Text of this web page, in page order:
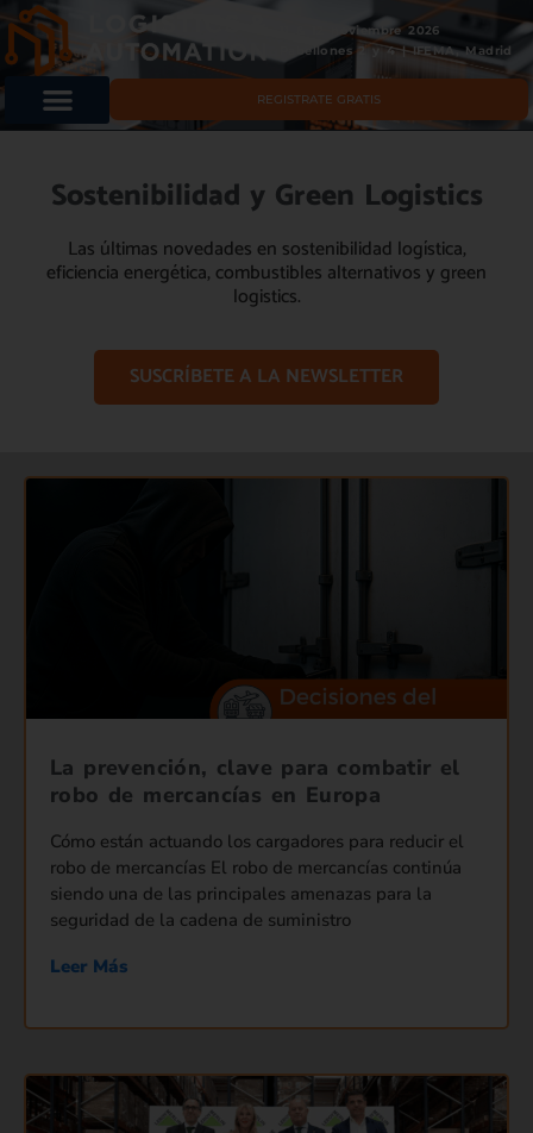
11 & 12 noviembre 2026
Pabellones 2 y 4 | IFEMA, Madrid
REGISTRATE GRATIS
Sostenibilidad y Green Logistics
Las últimas novedades en sostenibilidad logística,
eficiencia energética, combustibles alternativos y green
logistics.
SUSCRÍBETE A LA NEWSLETTER
La prevención, clave para combatir el
robo de mercancías en Europa
Cómo están actuando los cargadores para reducir el
robo de mercancías El robo de mercancías continúa
siendo una de las principales amenazas para la
seguridad de la cadena de suministro
Leer Más